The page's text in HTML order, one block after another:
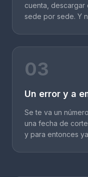
cuenta, descargar
sede por sede. Y
03
Un error y a
Se te va un
una fecha de
y para entonces